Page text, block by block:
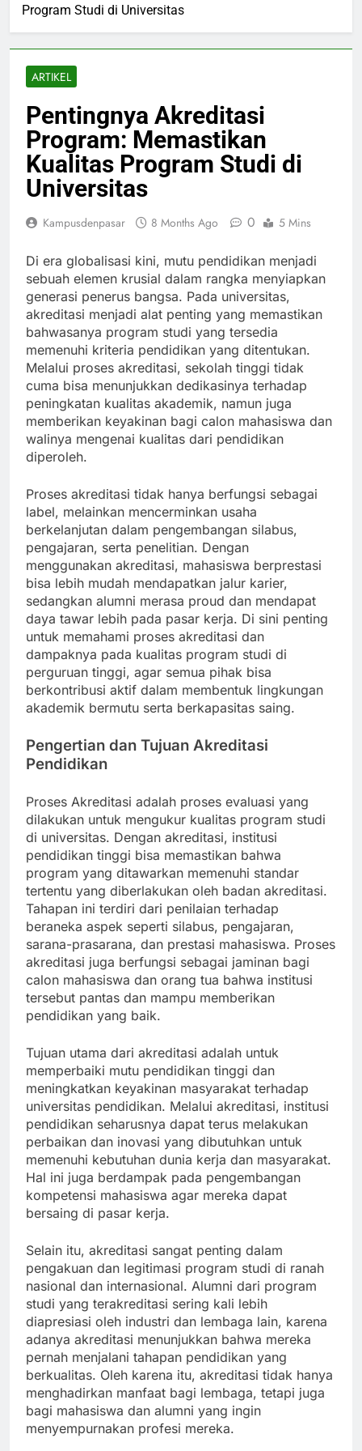
Program Studi di Universitas
ARTIKEL
Pentingnya Akreditasi
Program: Memastikan
Kualitas Program Studi di
Universitas
Kampusdenpasar 8 Months Ago 0 5 Mins
Di era globalisasi kini, mutu pendidikan menjadi
sebuah elemen krusial dalam rangka menyiapkan
generasi penerus bangsa. Pada universitas,
akreditasi menjadi alat penting yang memastikan
bahwasanya program studi yang tersedia
memenuhi kriteria pendidikan yang ditentukan.
Melalui proses akreditasi, sekolah tinggi tidak
cuma bisa menunjukkan dedikasinya terhadap
peningkatan kualitas akademik, namun juga
memberikan keyakinan bagi calon mahasiswa dan
walinya mengenai kualitas dari pendidikan
diperoleh.
Proses akreditasi tidak hanya berfungsi sebagai
label, melainkan mencerminkan usaha
berkelanjutan dalam pengembangan silabus,
pengajaran, serta penelitian. Dengan
menggunakan akreditasi, mahasiswa berprestasi
bisa lebih mudah mendapatkan jalur karier,
sedangkan alumni merasa proud dan mendapat
daya tawar lebih pada pasar kerja. Di sini penting
untuk memahami proses akreditasi dan
dampaknya pada kualitas program studi di
perguruan tinggi, agar semua pihak bisa
berkontribusi aktif dalam membentuk lingkungan
akademik bermutu serta berkapasitas saing.
Pengertian dan Tujuan Akreditasi
Pendidikan
Proses Akreditasi adalah proses evaluasi yang
dilakukan untuk mengukur kualitas program studi
di universitas. Dengan akreditasi, institusi
pendidikan tinggi bisa memastikan bahwa
program yang ditawarkan memenuhi standar
tertentu yang diberlakukan oleh badan akreditasi.
Tahapan ini terdiri dari penilaian terhadap
beraneka aspek seperti silabus, pengajaran,
sarana-prasarana, dan prestasi mahasiswa. Proses
akreditasi juga berfungsi sebagai jaminan bagi
calon mahasiswa dan orang tua bahwa institusi
tersebut pantas dan mampu memberikan
pendidikan yang baik.
Tujuan utama dari akreditasi adalah untuk
memperbaiki mutu pendidikan tinggi dan
meningkatkan keyakinan masyarakat terhadap
universitas pendidikan. Melalui akreditasi, institusi
pendidikan seharusnya dapat terus melakukan
perbaikan dan inovasi yang dibutuhkan untuk
memenuhi kebutuhan dunia kerja dan masyarakat.
Hal ini juga berdampak pada pengembangan
kompetensi mahasiswa agar mereka dapat
bersaing di pasar kerja.
Selain itu, akreditasi sangat penting dalam
pengakuan dan legitimasi program studi di ranah
nasional dan internasional. Alumni dari program
studi yang terakreditasi sering kali lebih
diapresiasi oleh industri dan lembaga lain, karena
adanya akreditasi menunjukkan bahwa mereka
pernah menjalani tahapan pendidikan yang
berkualitas. Oleh karena itu, akreditasi tidak hanya
menghadirkan manfaat bagi lembaga, tetapi juga
bagi mahasiswa dan alumni yang ingin
menyempurnakan profesi mereka.